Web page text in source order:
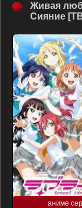
Живая
Сияние
аниме